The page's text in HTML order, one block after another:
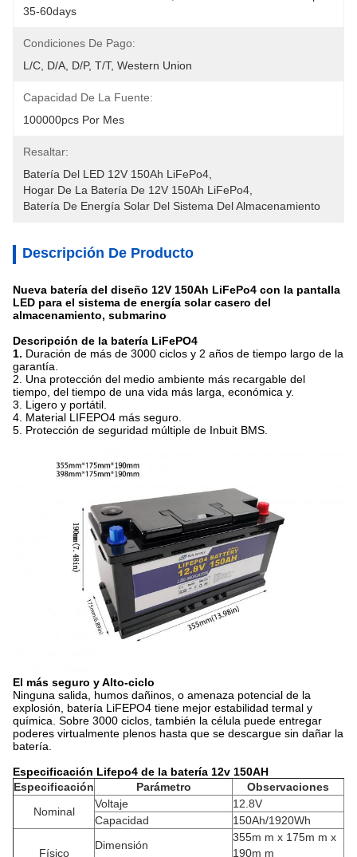
35-60days
Condiciones De Pago:
L/C, D/A, D/P, T/T, Western Union
Capacidad De La Fuente:
100000pcs Por Mes
Resaltar:
Batería Del LED 12V 150Ah LiFePo4
Hogar De La Batería De 12V 150Ah LiFePo4
Batería De Energía Solar Del Sistema Del Almacenamiento
Descripción De Producto
Nueva batería del diseño 12V 150Ah LiFePo4 con la pantalla
LED para el sistema de energía solar casero del
almacenamiento, submarino
Descripción de la batería LiFePO4
1. Duración de más de 3000 ciclos y 2 años de tiempo largo de la
garantía.
2. Una protección del medio ambiente más recargable del
tiempo, del tiempo de una vida más larga, económica y.
3. Ligero y portátil.
4. Material LIFEPO4 más seguro.
5. Protección de seguridad múltiple de Inbuit BMS.
El más seguro y Alto-ciclo
Ninguna salida, humos dañinos, o amenaza potencial de la
explosión, batería LiFEPO4 tiene mejor estabilidad termal y
química. Sobre 3000 ciclos, también la célula puede entregar
poderes virtualmente plenos hasta que se descargue sin dañar la
batería.
Especificación Lifepo4 de la batería 12v 150AH
Especificación
Parámetro
Observaciones
Nominal
Voltaje
12.8V
Capacidad
150Ah/1920Wh
Físico
Dimensión
355m m x 175m m x
190m m